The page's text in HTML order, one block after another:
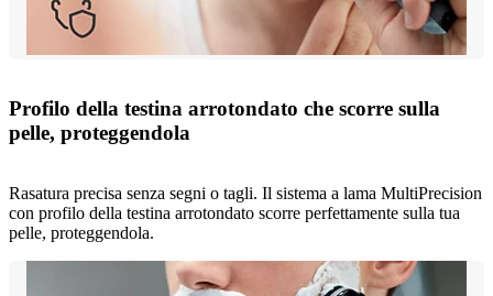
Profilo della testina arrotondato che scorre sulla
pelle, proteggendola
Rasatura precisa senza segni o tagli. Il sistema a lama MultiPrecision
con profilo della testina arrotondato scorre perfettamente sulla tua
pelle, proteggendola.